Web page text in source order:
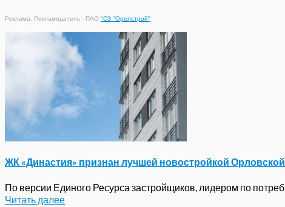
Реклама. Рекламодатель - ПАО "СЗ "Орелстрой"
ЖК «Династия» признан лучшей новостройкой
По версии Единого Ресурса застройщиков, лидером по
Читать далее